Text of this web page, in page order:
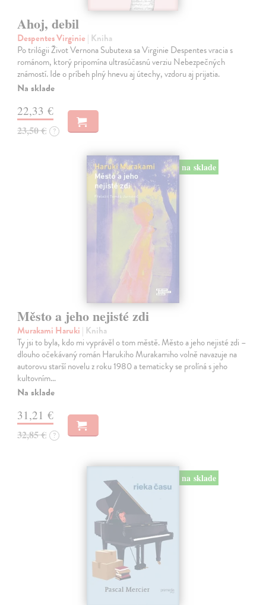
Ahoj, debil
Despentes Virginie | Kniha
Po trilógii Život Vernona Subutexa sa Virginie Despentes vracia s
románom, ktorý pripomína ultrasúčasnú verziu Nebezpečných
známostí. Ide o príbeh plný hnevu aj útechy, vzdoru aj prijatia.
Na sklade
22,33 €
23,50 € ?
na sklade
Město a jeho nejisté zdi
Murakami Haruki | Kniha
Ty jsi to byla, kdo mi vyprávěl o tom městě. Město a jeho nejisté zdi –
dlouho očekávaný román Harukiho Murakamiho volně navazuje na
autorovu starší novelu z roku 1980 a tematicky se prolíná s jeho
kultovním…
Na sklade
31,21 €
32,85 € ?
na sklade